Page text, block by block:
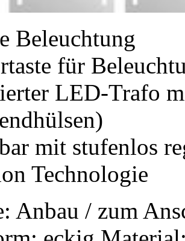
Beleuchtung
für
LED-Trafo
mit stufenlos
Technologie
Anbau / zum